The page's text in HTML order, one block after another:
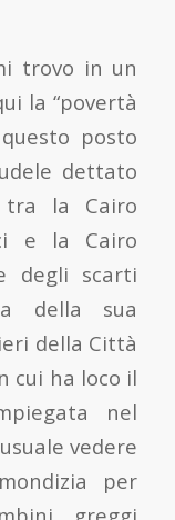
trovo in un
la “povertà
posto
dettato
tra la Cairo
e la Cairo
degli scarti
della sua
della Città
cui ha loco il
nel
vedere
per